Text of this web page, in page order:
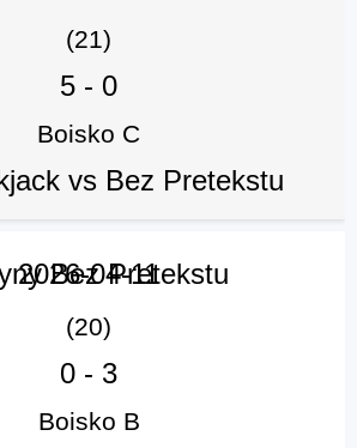
(21)
5 - 0
Boisko C
vs Bez Pretekstu
2026-04-11
(20)
0 - 3
Boisko B